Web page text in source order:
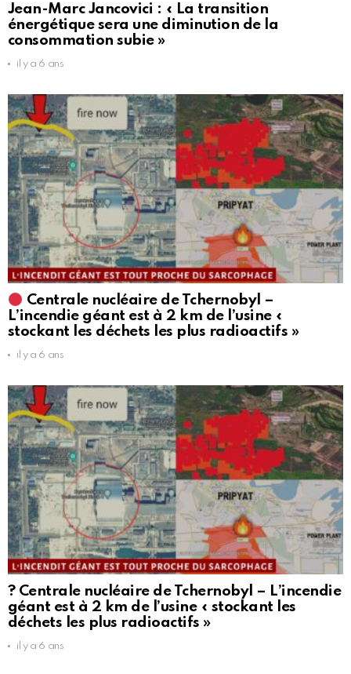
Jean-Marc Jancovici : « La transition
énergétique sera une diminution de la
consommation subie »
il y a 6 ans
Centrale nucléaire de Tchernobyl –
L’incendie géant est à 2 km de l’usine «
stockant les déchets les plus radioactifs »
il y a 6 ans
? Centrale nucléaire de Tchernobyl – L’incendie
géant est à 2 km de l’usine « stockant les
déchets les plus radioactifs »
il y a 6 ans